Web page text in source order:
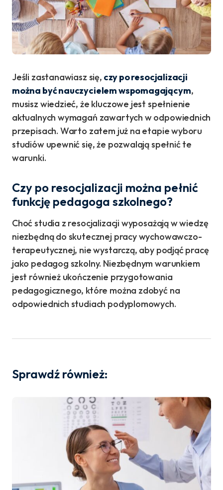
Jeśli zastanawiasz się, czy po resocjalizacji
można być nauczycielem wspomagającym,
musisz wiedzieć, że kluczowe jest spełnienie
aktualnych wymagań zawartych w odpowiednich
przepisach. Warto zatem już na etapie wyboru
studiów upewnić się, że pozwalają spełnić te
warunki.
Czy po resocjalizacji można pełnić
funkcję pedagoga szkolnego?
Choć studia z resocjalizacji wyposażają w wiedzę
niezbędną do skutecznej pracy wychowawczo-
terapeutycznej, nie wystarczą, aby podjąć pracę
jako pedagog szkolny. Niezbędnym warunkiem
jest również ukończenie przygotowania
pedagogicznego, które można zdobyć na
odpowiednich studiach podyplomowych.
Sprawdź również: